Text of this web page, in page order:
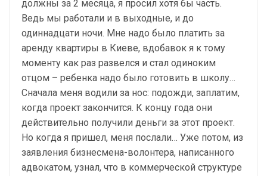
должны за 2 месяца, я просил хотя бы часть.
Ведь мы работали и в выходные, и до
одиннадцати ночи. Мне надо было платить за
аренду квартиры в Киеве, вдобавок я к тому
моменту как раз развелся и стал одиноким
отцом – ребенка надо было готовить в школу…
Сначала меня водили за нос: подожди, заплатим,
когда проект закончится. К концу года они
действительно получили деньги за этот проект.
Но когда я пришел, меня послали… Уже потом, из
заявления бизнесмена-волонтера, написанного
адвокатом, узнал, что в коммерческой структуре